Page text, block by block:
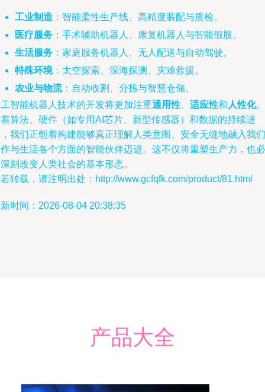
工业制造 ：智能柔性生产线、高精度装配与质检。
医疗服务 ：手术辅助机器人、康复机器人与智能假肢。
生活服务 ：家庭服务机器人、无人配送与自动驾驶。
特殊环境：太空探索、深海探测、灾难救援。
农业与物流：自动收割、分拣与智慧仓储。
智能机器人技术的开发将更加注重通用性 适应性和 人性化。
算法、硬件（如专用AI芯片、新型传感器）和数据的持续进
我们正朝着构建能够真正理解人类意图、安全无缝地融入我们
与生活各个方面的智能伙伴迈进。这不仅将重塑生产力，也必
刻改变人类社会的基本形态。
转载，请注明出处：http://www.gcfqfk.com/product/81.html
时间：2026-08-04 20:38:35
产品大全